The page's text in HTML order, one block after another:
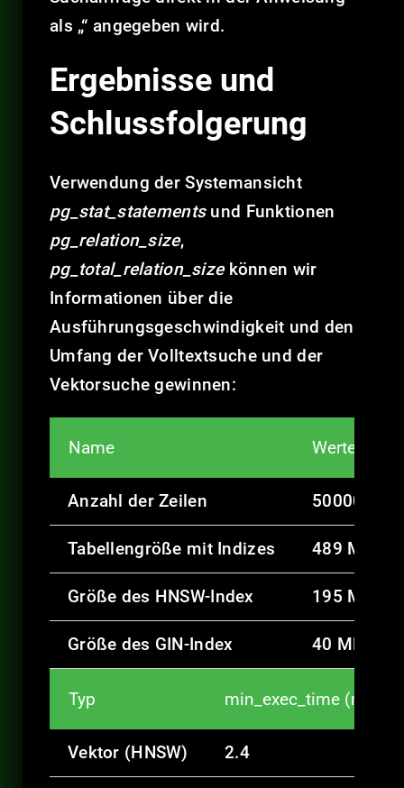
als „“ angegeben wird.
Ergebnisse und
Schlussfolgerung
Verwendung der Systemansicht
pg_stat_statementsund Funktionen
pg_relation_size,
pg_total_relation_sizekönnen wir
Informationen über die
Ausführungsgeschwindigkeit und den
Umfang der Volltextsuche und der
Vektorsuche gewinnen:
Name Werte
Anzahl der Zeilen 50000
Tabellengröße mit Indizes 489 MB
Größe des HNSW-Index 195 MB
Größe des GIN-Index 40 MB
Typ min_exec_time (ms)
Vektor (HNSW) 2.4